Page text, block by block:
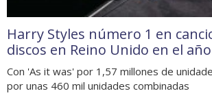
Harry Styles número 1 en
discos en Reino Unido en el
Con 'As it was' por 1,57 millones de
por unas 460 mil unidades combinadas